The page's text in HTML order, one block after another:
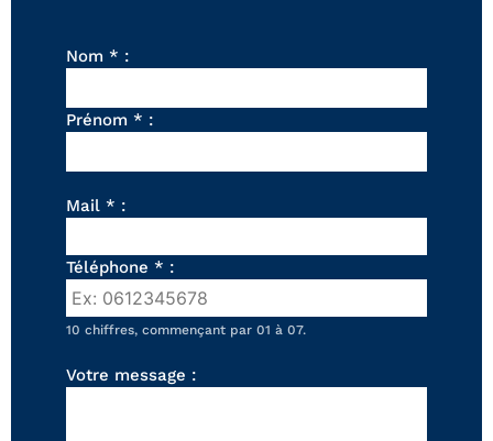
Tous les produits
Nom * :
Prénom * :
Mail * :
Téléphone * :
10 chiffres, commençant par 01 à 07.
Votre message :